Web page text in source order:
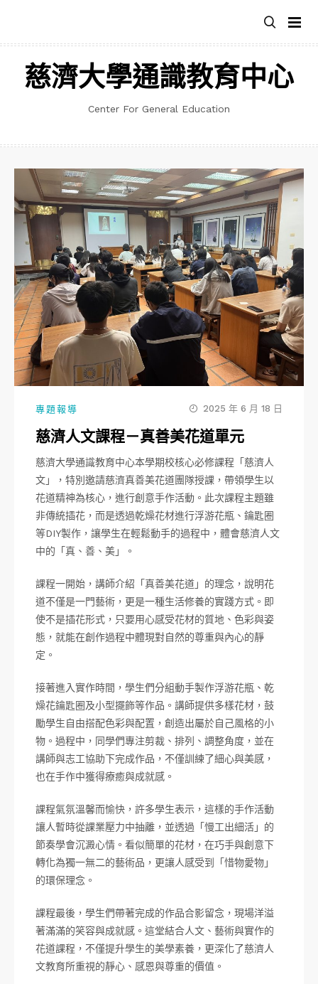
主
慈濟大學通識教育中心
Center For General Education
專題報導 2025 年 6 月 18 日
慈濟人文課程－真善美花道單元
慈濟大學通識教育中心本學期校核心必修課程「慈濟人
文」，特別邀請慈濟真善美花道團隊授課，帶領學生以
花道精神為核心，進行創意手作活動。此次課程主題雖
非傳統插花，而是透過乾燥花材進行浮游花瓶、鑰匙圈
等DIY製作，讓學生在輕鬆動手的過程中，體會慈濟人文
中的「真、善、美」。
課程一開始，講師介紹「真善美花道」的理念，說明花
道不僅是一門藝術，更是一種生活修養的實踐方式。即
使不是插花形式，只要用心感受花材的質地、色彩與姿
態，就能在創作過程中體現對自然的尊重與內心的靜
定。
接著進入實作時間，學生們分組動手製作浮游花瓶、乾
燥花鑰匙圈及小型擺飾等作品。講師提供多樣花材，鼓
勵學生自由搭配色彩與配置，創造出屬於自己風格的小
物。過程中，同學們專注剪裁、排列、調整角度，並在
講師與志工協助下完成作品，不僅訓練了細心與美感，
也在手作中獲得療癒與成就感。
課程氣氛溫馨而愉快，許多學生表示，這樣的手作活動
讓人暫時從課業壓力中抽離，並透過「慢工出細活」的
節奏學會沉澱心情。看似簡單的花材，在巧手與創意下
轉化為獨一無二的藝術品，更讓人感受到「惜物愛物」
的環保理念。
課程最後，學生們帶著完成的作品合影留念，現場洋溢
著滿滿的笑容與成就感。這堂結合人文、藝術與實作的
花道課程，不僅提升學生的美學素養，更深化了慈濟人
文教育所重視的靜心、感恩與尊重的價值。